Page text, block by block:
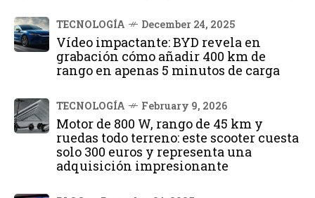
TECNOLOGÍA December 24, 2025
Vídeo impactante: BYD revela en
grabación cómo añadir 400 km de
rango en apenas 5 minutos de carga
TECNOLOGÍA February 9, 2026
Motor de 800 W, rango de 45 km y
ruedas todo terreno: este scooter cuesta
solo 300 euros y representa una
adquisición impresionante